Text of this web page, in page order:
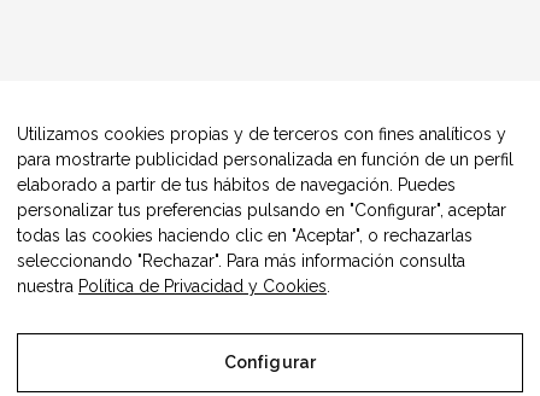
© Copyright Alimentos Made in Aragón y AIAA
Utilizamos cookies propias y de terceros con fines analíticos y
para mostrarte publicidad personalizada en función de un perfil
elaborado a partir de tus hábitos de navegación. Puedes
personalizar tus preferencias pulsando en "Configurar", aceptar
todas las cookies haciendo clic en "Aceptar", o rechazarlas
seleccionando "Rechazar". Para más información consulta
nuestra Política de Privacidad y Cookies
Configurar